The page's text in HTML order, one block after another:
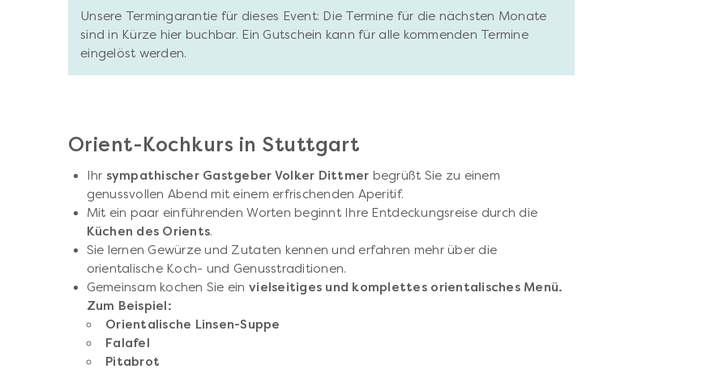
Unsere Termingarantie für dieses Event: Die Termine für die nächsten Monate
sind in Kürze hier buchbar. Ein Gutschein kann für alle kommenden Termine
eingelöst werden.
Orient-Kochkurs in Stuttgart
Ihr sympathischer Gastgeber Volker Dittmer begrüßt Sie zu einem
genussvollen Abend mit einem erfrischenden Aperitif.
Mit ein paar einführenden Worten beginnt Ihre Entdeckungsreise durch die
Küchen des Orients.
Sie lernen Gewürze und Zutaten kennen und erfahren mehr über die
orientalische Koch- und Genusstraditionen.
Gemeinsam kochen Sie ein vielseitiges und komplettes orientalisches Menü.
Zum Beispiel:
Orientalische Linsen-Suppe
Falafel
Pitabrot